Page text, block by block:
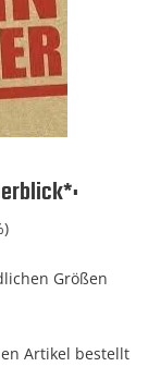
Größen
Artikel bestellt